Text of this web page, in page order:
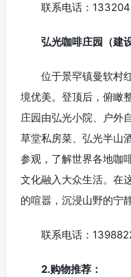
联系电话：
弘光咖啡庄园（建
位于景罕镇曼软村红
境优美。登顶后，俯瞰
庄园由弘光小院、户外
草堂私房菜、弘光半山
参观，了解世界各地咖
文化融入大众生活。在
的喧嚣，沉浸山野的宁
联系电话：
2.购物推荐：